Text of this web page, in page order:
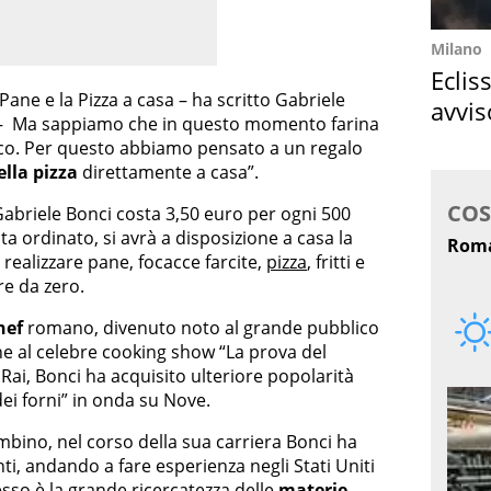
e la Pizza a casa – ha scritto Gabriele
Ma sappiamo che in questo momento farina
Per questo abbiamo pensato a un regalo
pizza direttamente a casa”.
Bonci costa 3,50 euro per ogni 500
ordinato, si avrà a disposizione a casa la
pane, focacce farcite, pizza, fritti e
da zero.
romano, divenuto noto al grande pubblico
al celebre cooking show “La prova del
Bonci ha acquisito ulteriore popolarità
forni” in onda su Nove.
nel corso della sua carriera Bonci ha
andando a fare esperienza negli Stati Uniti
Milano